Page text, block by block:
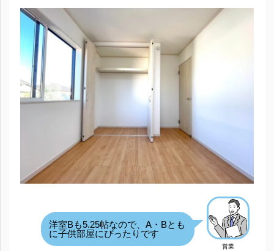
営業
洋室Bも5.25帖なので、A・Bとも
に子供部屋にぴったりです